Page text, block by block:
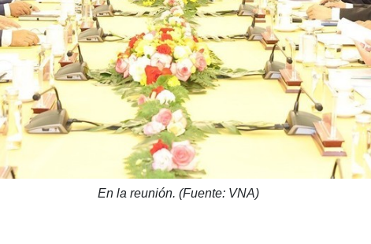
En la reunión. (Fuente: VNA)